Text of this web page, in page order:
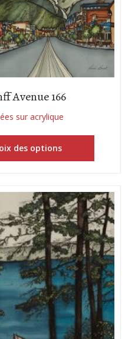
Avenue 166
sur acrylique
des options